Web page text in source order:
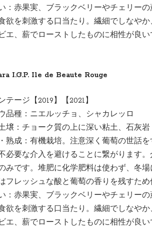
：赤果実、ブラックベリーやチェリー
欲を刺激する口当たり。繊細でしなや
エ、薪でローストしたものに相性が良い
I.G.P. Ile de Beaute Rouge
テージ【2019】【2021】
品種：ニエルッチョ、シャカレッロ
壌：チョーク質の上に深い粘土、石灰
熟成：有機栽培。注意深く葡萄の世話
必要な介入を避けることに繋がります
みです。堆肥に化学肥料は使わず、冬場
フレッシュな酸と葡萄の香りを残すため
：赤果実、ブラックベリーやチェリー
欲を刺激する口当たり。繊細でしなや
エ、薪でローストしたものに相性が良い